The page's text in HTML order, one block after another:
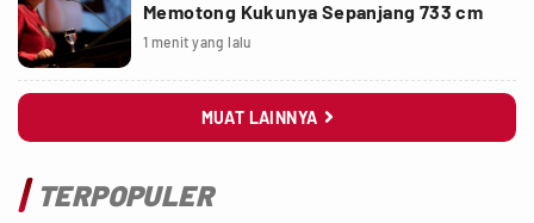
Memotong Kukunya Sepanjang 733 cm
1 menit yang lalu
MUAT LAINNYA 
TERPOPULER